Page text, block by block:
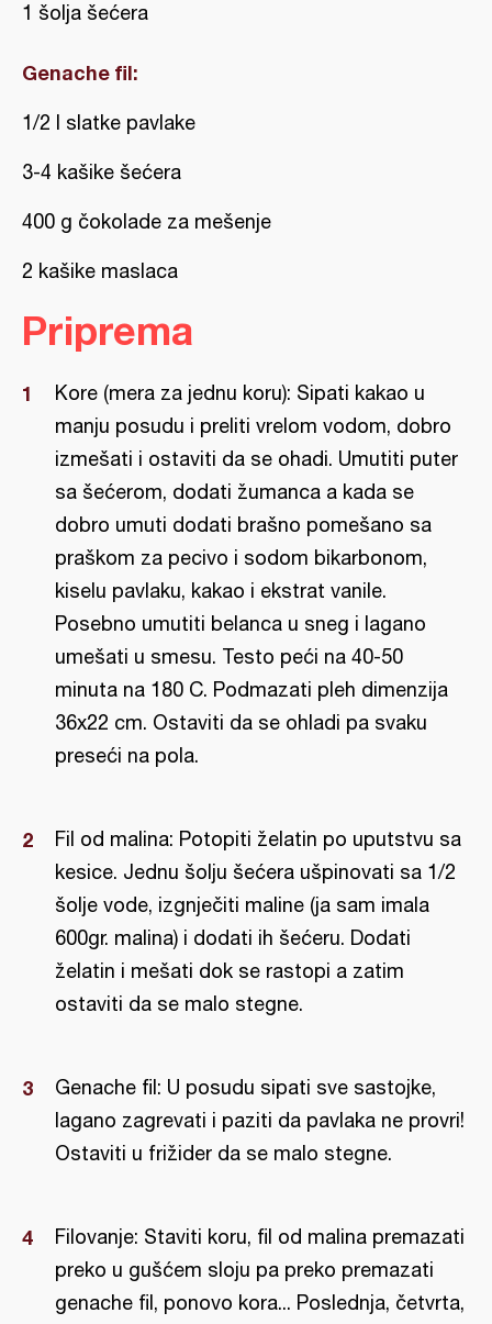
1 šolja šećera
Genache fil:
1/2 l slatke pavlake
3-4 kašike šećera
400 g čokolade za mešenje
2 kašike maslaca
Priprema
Kore (mera za jednu koru): Sipati kakao u
manju posudu i preliti vrelom vodom, dobro
izmešati i ostaviti da se ohadi. Umutiti puter
sa šećerom, dodati žumanca a kada se
dobro umuti dodati brašno pomešano sa
praškom za pecivo i sodom bikarbonom,
kiselu pavlaku, kakao i ekstrat vanile.
Posebno umutiti belanca u sneg i lagano
umešati u smesu. Testo peći na 40-50
minuta na 180 C. Podmazati pleh dimenzija
36x22 cm. Ostaviti da se ohladi pa svaku
preseći na pola.
Fil od malina: Potopiti želatin po uputstvu sa
kesice. Jednu šolju šećera ušpinovati sa 1/2
šolje vode, izgnječiti maline (ja sam imala
600gr. malina) i dodati ih šećeru. Dodati
želatin i mešati dok se rastopi a zatim
ostaviti da se malo stegne.
Genache fil: U posudu sipati sve sastojke,
lagano zagrevati i paziti da pavlaka ne provri!
Ostaviti u frižider da se malo stegne.
Filovanje: Staviti koru, fil od malina premazati
preko u gušćem sloju pa preko premazati
genache fil, ponovo kora... Poslednja, četvrta,